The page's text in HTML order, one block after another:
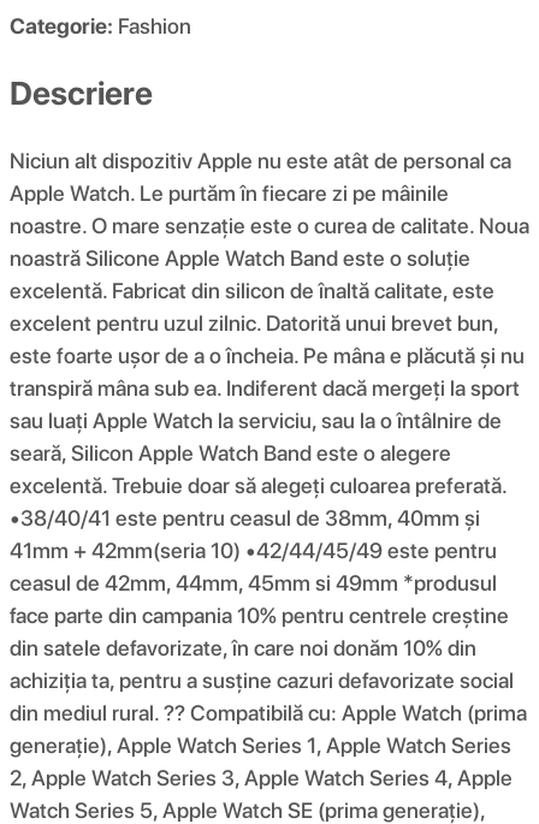
Categorie: Fashion
Descriere
Niciun alt dispozitiv Apple nu este atât de personal ca
Apple Watch. Le purtăm în fiecare zi pe mâinile
noastre. O mare senzație este o curea de calitate. Noua
noastră Silicone Apple Watch Band este o soluție
excelentă. Fabricat din silicon de înaltă calitate, este
excelent pentru uzul zilnic. Datorită unui brevet bun,
este foarte ușor de a o încheia. Pe mâna e plăcută și nu
transpiră mâna sub ea. Indiferent dacă mergeți la sport
sau luați Apple Watch la serviciu, sau la o întâlnire de
seară, Silicon Apple Watch Band este o alegere
excelentă. Trebuie doar să alegeți culoarea preferată.
•38/40/41 este pentru ceasul de 38mm, 40mm și
41mm + 42mm(seria 10) •42/44/45/49 este pentru
ceasul de 42mm, 44mm, 45mm si 49mm *produsul
face parte din campania 10% pentru centrele creștine
din satele defavorizate, în care noi donăm 10% din
achiziția ta, pentru a susține cazuri defavorizate social
din mediul rural. ?? Compatibilă cu: Apple Watch (prima
generație), Apple Watch Series 1, Apple Watch Series
2, Apple Watch Series 3, Apple Watch Series 4, Apple
Watch Series 5, Apple Watch SE (prima generație),